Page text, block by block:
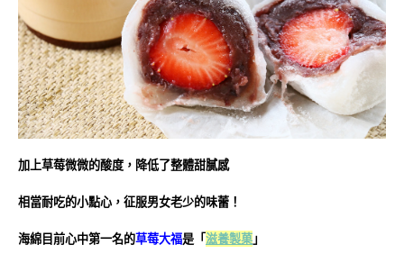
加上草莓微微的酸度，降低了整體甜膩感
相當耐吃的小點心，征服男女老少的味蕾！
海綿目前心中第一名的草莓大福是「滋養製菓」